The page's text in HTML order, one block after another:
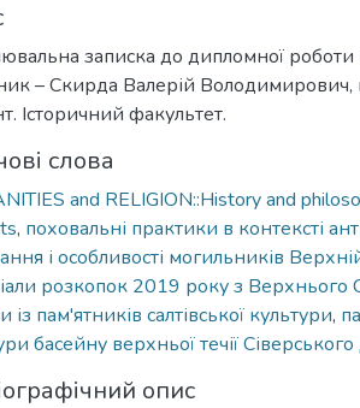
записка до дипломної роботи
– Скирда Валерій Володимирович,
Історичний факультет.
слова
and RELIGION::History and
, поховальні практики в контексті
і особливості могильників
розкопок 2019 року з Верхнього
із пам'ятників салтівської культури,
басейну верхньої течії
опис